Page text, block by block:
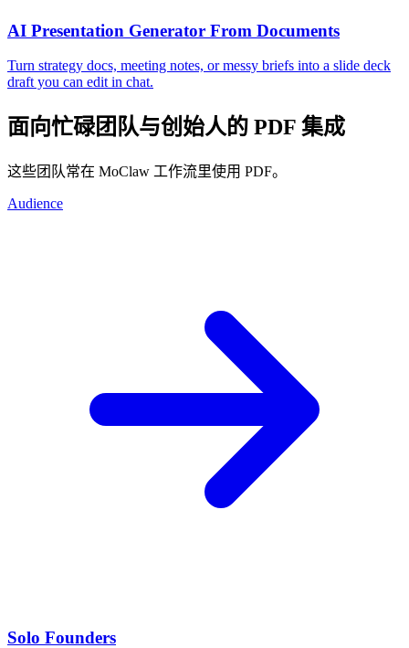
AI Presentation Generator From Documents
Turn strategy docs, meeting notes, or messy briefs into a slide deck
draft you can edit in chat.
面向忙碌团队与创始人的 PDF 集成
这些团队常在 MoClaw 工作流里使用 PDF。
Audience
Solo Founders